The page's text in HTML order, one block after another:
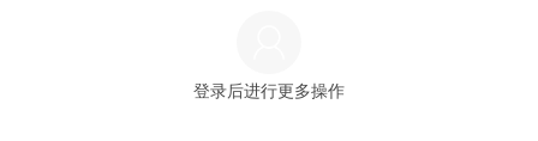
登录后进行更多操作